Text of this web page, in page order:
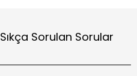
Sıkça Sorulan Sorular